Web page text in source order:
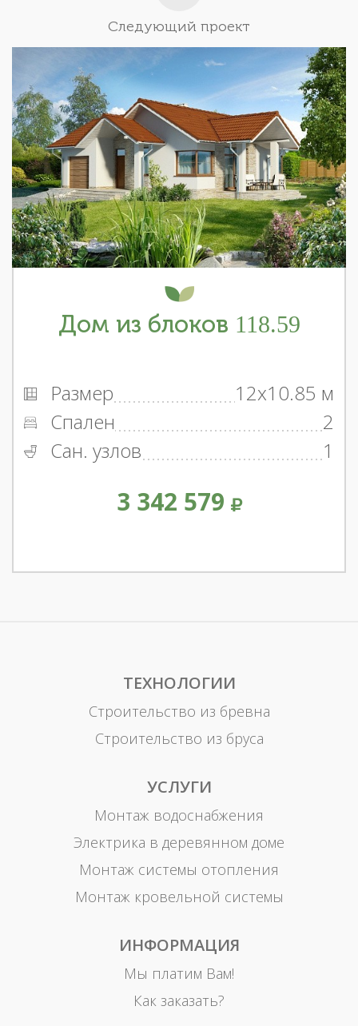
Следующий проект
Дом из блоков 118.59
Размер
12x10.85 м
Спален
2
Сан. узлов
1
3 342 579
ТЕХНОЛОГИИ
Строительство из бревна
Строительство из бруса
УСЛУГИ
Монтаж водоснабжения
Электрика в деревянном доме
Монтаж системы отопления
Монтаж кровельной системы
ИНФОРМАЦИЯ
Мы платим Вам!
Как заказать?